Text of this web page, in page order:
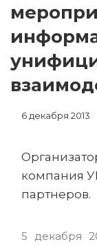
6 декабря 2013
компания
партнеров.
5 декабря